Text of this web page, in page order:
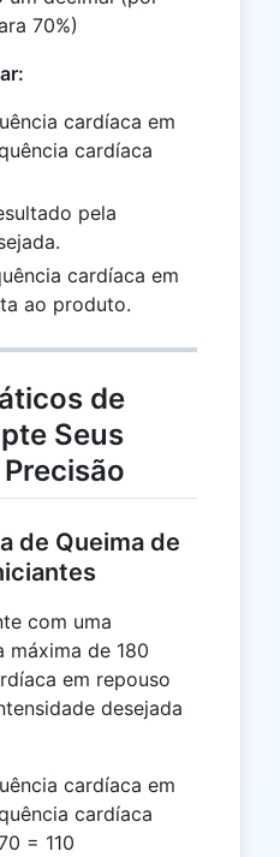
70%)
cardíaca em
cardíaca
pela
cardíaca em
ao produto.
de
Seus
de Queima de
com uma
máxima de 180
em repouso
desejada
cardíaca em
cardíaca
= 110